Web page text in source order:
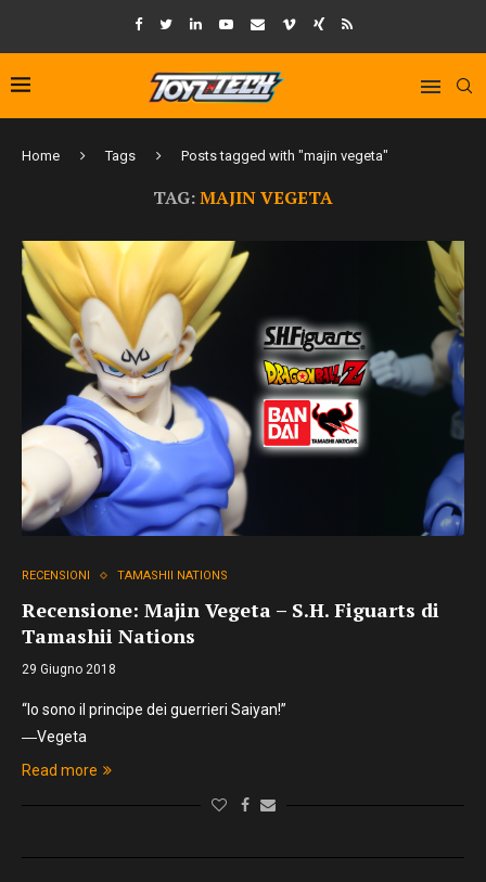
Home Tags Posts tagged with "majin vegeta"
TAG:MAJIN VEGETA
RECENSIONI TAMASHII NATIONS
Recensione: Majin Vegeta – S.H. Figuarts di
Tamashii Nations
29 Giugno 2018
“Io sono il principe dei guerrieri Saiyan!”
―Vegeta
Read more